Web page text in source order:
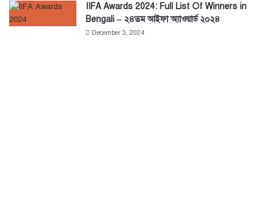
IIFA Awards 2024: Full List Of Winners in
Bengali – ২৪তম আইফা অ্যাওয়ার্ড ২০২৪
December 3, 2024